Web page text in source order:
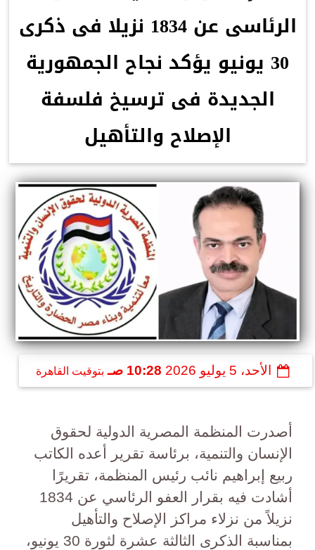
الرئاسى عن 1834 نزيلا فى ذكرى
30 يونيو يؤكد نجاح الجمهورية
الجديدة فى ترسيخ فلسفة
الإصلاح والتأهيل
الأحد، 5 يوليو 2026 10:28 صـ بتوقيت القاهرة
أصدرت المنظمة المصرية الدولية لحقوق
الإنسان والتنمية، برئاسة تقرير أعده الكاتب
ربيع إبراهيم نائب رئيس المنظمة، تقريرًا
أشادت فيه بقرار العفو الرئاسي عن 1834
نزيلاً من نزلاء مراكز الإصلاح والتأهيل
بمناسبة الذكرى الثالثة عشرة لثورة 30 يونيو،